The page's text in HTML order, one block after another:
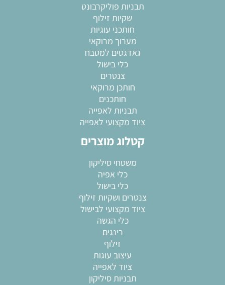
תבניות פוליקרבונט
שקיות זילוף
חותכני עוגיות
מערוך מרוקאי
גאדגטים למטבח
כלי בישול
צנטרים
חותכן מרוקאי
חותכנים
תבניות לאפייה
ציוד מקצועי לאפייה
קטלוג מוצרים
משטחי סיליקון
כלי אפיה
כלי בישול
צנטרים ושקיות זילוף
ציוד מקצועי לבישול
כלי הגשה
רינגים
זילוף
עיצוב עוגות
ציוד לאפייה
תבניות סיליקון